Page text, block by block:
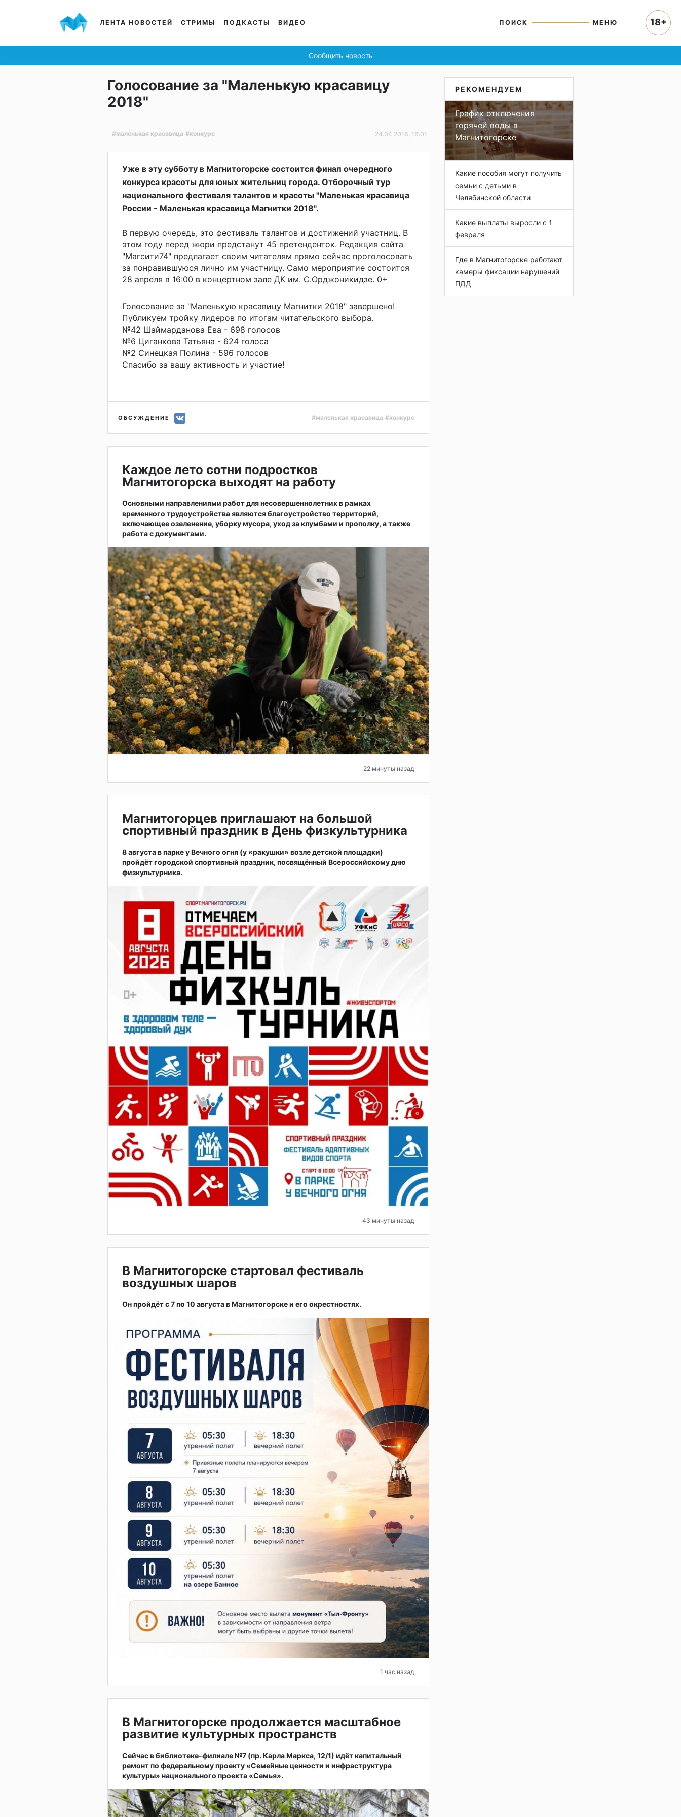
ЛЕНТА НОВОСТЕЙ СТРИМЫ ПОДКАСТЫ ВИДЕО ПОИСК МЕНЮ
Сообщить новость
Голосование за "Маленькую красавицу
2018"
#маленькая красавица #конкурс 24.04.2018, 16:01
Уже в эту субботу в Магнитогорске состоится финал очередного
конкурса красоты для юных жительниц города. Отборочный тур
национального фестиваля талантов и красоты "Маленькая красавица
России - Маленькая красавица Магнитки 2018".
В первую очередь, это фестиваль талантов и достижений участниц. В
этом году перед жюри предстанут 45 претенденток. Редакция сайта
"Магсити74" предлагает своим читателям прямо сейчас проголосовать
за понравившуюся лично им участницу. Само мероприятие состоится
28 апреля в 16:00 в концертном зале ДК им. С.Орджоникидзе. 0+
Голосование за "Маленькую красавицу Магнитки 2018" завершено!
Публикуем тройку лидеров по итогам читательского выбора.
№42 Шаймарданова Ева - 698 голосов
№6 Циганкова Татьяна - 624 голоса
№2 Синецкая Полина - 596 голосов
Спасибо за вашу активность и участие!
ОБСУЖДЕНИЕ #маленькая красавица #конкурс
Каждое лето сотни подростков
Магнитогорска выходят на работу
Основными направлениями работ для несовершеннолетних в рамках
временного трудоустройства являются благоустройство территорий,
включающее озеленение, уборку мусора, уход за клумбами и прополку, а также
работа с документами.
22 минуты назад
Магнитогорцев приглашают на большой
спортивный праздник в День физкультурника
8 августа в парке у Вечного огня (у «ракушки» возле детской площадки)
пройдёт городской спортивный праздник, посвящённый Всероссийскому дню
физкультурника.
43 минуты назад
В Магнитогорске стартовал фестиваль
воздушных шаров
Он пройдёт с 7 по 10 августа в Магнитогорске и его окрестностях.
1 час назад
В Магнитогорске продолжается масштабное
развитие культурных пространств
Сейчас в библиотеке-филиале №7 (пр. Карла Маркса, 12/1) идёт капитальный
ремонт по федеральному проекту «Семейные ценности и инфраструктура
культуры» национального проекта «Семья».
РЕКОМЕНДУЕМ
График отключения
горячей воды в
Магнитогорске
Какие пособия могут получить
семьи с детьми в
Челябинской области
Какие выплаты выросли с 1
февраля
Где в Магнитогорске работают
камеры фиксации нарушений
ПДД
18+